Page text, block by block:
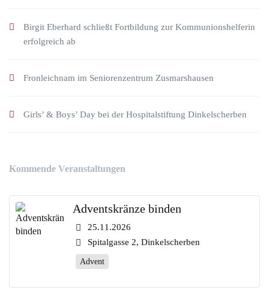
Birgit Eberhard schließt Fortbildung zur Kommunionshelferin
erfolgreich ab
Fronleichnam im Seniorenzentrum Zusmarshausen
Girls’ & Boys’ Day bei der Hospitalstiftung Dinkelscherben
Kommende Veranstaltungen
Adventskränze binden
25.11.2026
Spitalgasse 2, Dinkelscherben
Advent